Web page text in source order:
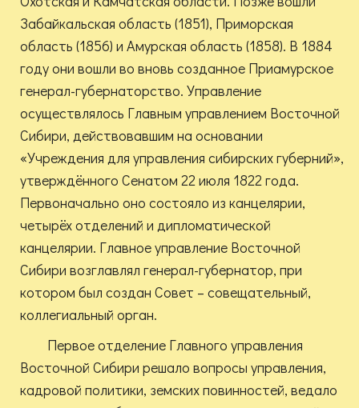
Забайкальская область (1851), Приморская
область (1856) и Амурская область (1858). В 1884
году они вошли во вновь созданное Приамурское
генерал-губернаторство. Управление
осуществлялось Главным управлением Восточной
Сибири, действовавшим на основании
«Учреждения для управления сибирских губерний»,
утверждённого Сенатом 22 июля 1822 года.
Первоначально оно состояло из канцелярии,
четырёх отделений и дипломатической
канцелярии. Главное управление Восточной
Сибири возглавлял генерал-губернатор, при
котором был создан Совет – совещательный,
коллегиальный орган.
Первое отделение Главного управления
Восточной Сибири решало вопросы управления,
кадровой политики, земских повинностей, ведало